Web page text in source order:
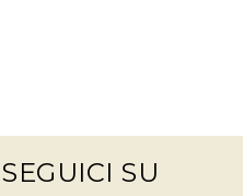
SEGUICI SU